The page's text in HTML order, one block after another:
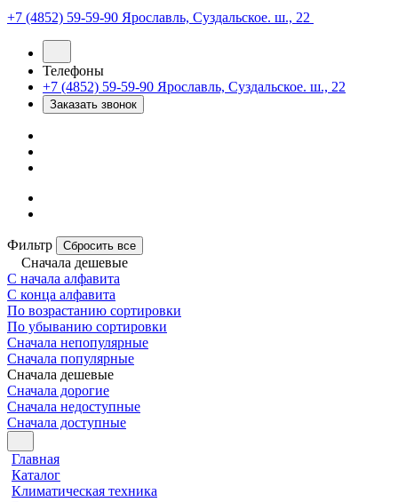
+7 (4852) 59-59-90 Ярославль, Суздальское. ш., 22
Телефоны
+7 (4852) 59-59-90 Ярославль, Суздальское. ш., 22
Заказать звонок
Фильтр Сбросить все
Сначала дешевые
С начала алфавита
С конца алфавита
По возрастанию сортировки
По убыванию сортировки
Сначала непопулярные
Сначала популярные
Сначала дешевые
Сначала дорогие
Сначала недоступные
Сначала доступные
Главная
Каталог
Климатическая техника